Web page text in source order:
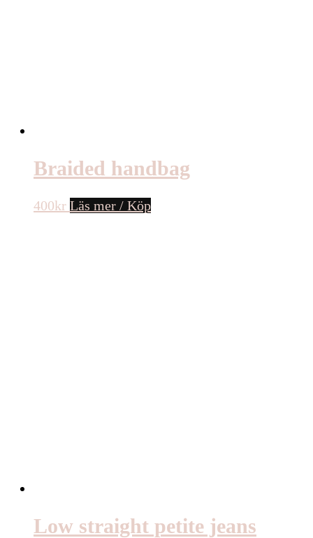
Braided handbag
400kr Läs mer / Köp
Low straight petite jeans